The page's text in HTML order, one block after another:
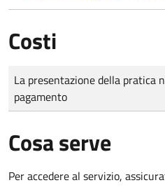
Costi
Tipo di pagamento
Importo
La presentazione della pratica
pagamento
Cosa serve
Per accedere al servizio,